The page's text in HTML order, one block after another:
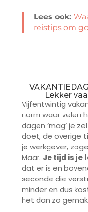
Lees ook:
reistips om
Lekker
Vijfentwintig
norm waar velen
dagen ‘mag’ je
doet, de overige
je werkgever,
Maar. Je tijd is je
dat er is en
seconde die
minder en dus
het dan zo